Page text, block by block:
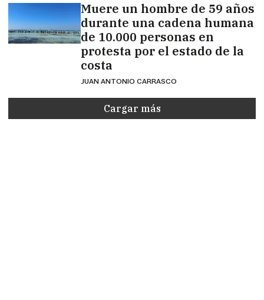
Muere un hombre de 59 años
durante una cadena humana
de 10.000 personas en
protesta por el estado de la
costa
JUAN ANTONIO CARRASCO
Cargar más